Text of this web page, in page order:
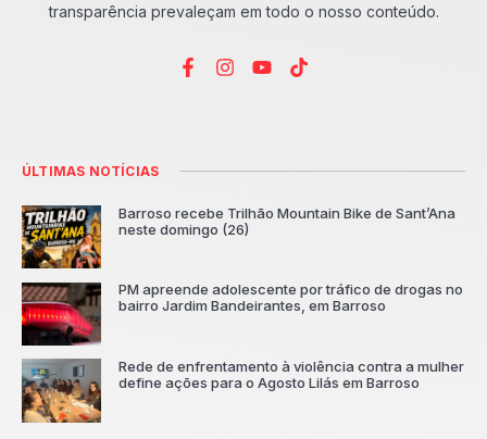
transparência prevaleçam em todo o nosso conteúdo.
ÚLTIMAS NOTÍCIAS
Barroso recebe Trilhão Mountain Bike de Sant’Ana
neste domingo (26)
PM apreende adolescente por tráfico de drogas no
bairro Jardim Bandeirantes, em Barroso
Rede de enfrentamento à violência contra a mulher
define ações para o Agosto Lilás em Barroso